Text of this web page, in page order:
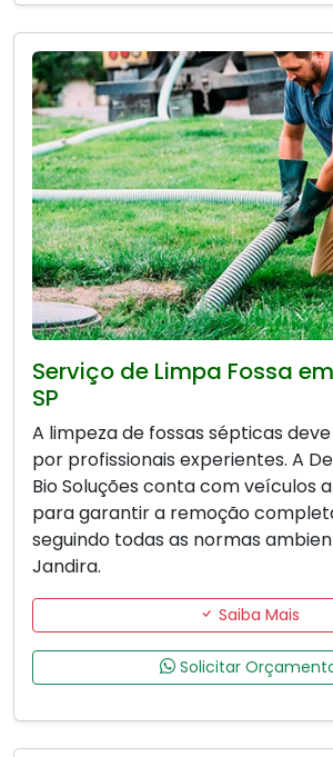
Serviço de Limpa Fossa
SP
A limpeza de fossas sépticas
por profissionais experientes. A
Bio Soluções conta com veículos
para garantir a remoção
seguindo todas as normas
Jandira.
Saiba Mais
Solicitar